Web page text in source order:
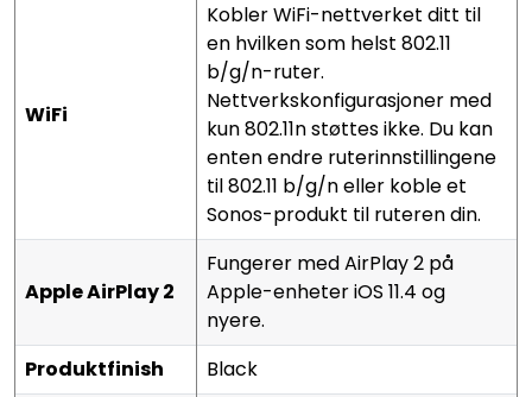
WiFi
Kobler WiFi-nettverket ditt til
en hvilken som helst 802.11
b/g/n-ruter.
Nettverkskonfigurasjoner med
kun 802.11n støttes ikke. Du kan
enten endre ruterinnstillingene
til 802.11 b/g/n eller koble et
Sonos-produkt til ruteren din.
Apple AirPlay 2
Fungerer med AirPlay 2 på
Apple-enheter iOS 11.4 og
nyere.
Produktfinish
Black